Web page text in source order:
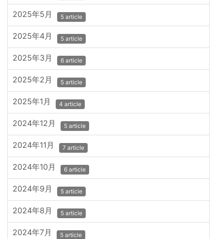
2025年5月 5 article
2025年4月 5 article
2025年3月 6 article
2025年2月 5 article
2025年1月 4 article
2024年12月 5 article
2024年11月 7 article
2024年10月 6 article
2024年9月 5 article
2024年8月 5 article
2024年7月 5 article